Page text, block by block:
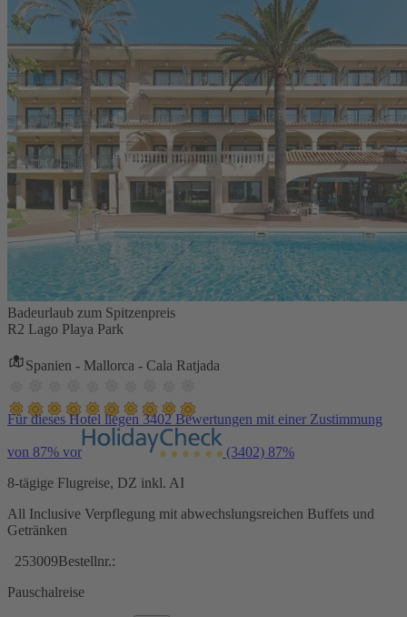
Badeurlaub zum Spitzenpreis
R2 Lago Playa Park
Spanien - Mallorca - Cala Ratjada
Für dieses Hotel liegen 3402 Bewertungen mit einer Zustimmung
von 87% vor (3402) 87%
8-tägige Flugreise, DZ inkl. AI
All Inclusive Verpflegung mit abwechslungsreichen Buffets und
Getränken
253009Bestellnr.:
Pauschalreise